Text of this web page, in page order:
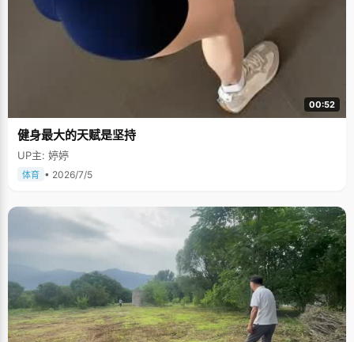
00:52
健身最大的天赋是坚持
UP主: 婷婷
体育 • 2026/7/5